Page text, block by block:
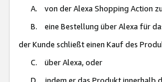
A. von der Alexa Shopping Action
B. eine Bestellung über Alexa für
der Kunde schließt einen Kauf des
C. über Alexa, oder
D. indem er das Produkt innerhalb